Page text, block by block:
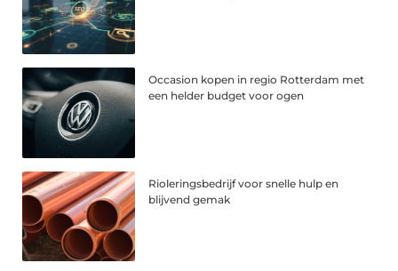
Occasion kopen in regio Rotterdam met
een helder budget voor ogen
Rioleringsbedrijf voor snelle hulp en
blijvend gemak